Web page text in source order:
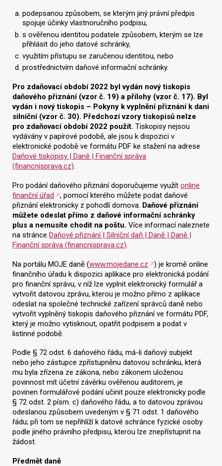
podepsanou způsobem, se kterým jiný právní předpis
spojuje účinky vlastnoručního podpisu,
s ověřenou identitou podatele způsobem, kterým se lze
přihlásit do jeho datové schránky,
využitím přístupu se zaručenou identitou, nebo
prostřednictvím daňové informační schránky.
Pro zdaňovací období 2022 byl vydán nový tiskopis
daňového přiznání (vzor č. 19) a přílohy (vzor č. 17). Byl
vydán i nový tiskopis – Pokyny k vyplnění přiznání k dani
silniční (vzor č. 30). Předchozí vzory tiskopisů nelze
pro zdaňovací období 2022 použít. Tiskopisy nejsou
vydávány v papírové podobě, ale jsou k dispozici v
elektronické podobě ve formátu PDF ke stažení na adrese
Daňové tiskopisy | Daně | Finanční správa
(financnisprava.cz).
Pro podání daňového přiznání doporučujeme využít online
finanční úřad
, pomocí kterého můžete podat daňové
přiznání elektronicky z pohodlí domova. Daňové přiznání
můžete odeslat přímo z daňové informační schránky
plus a nemusíte chodit na poštu. Více informací naleznete
na stránce Daňové přiznání | Silniční daň | Daně | Daně |
Finanční správa (financnisprava.cz).
Na portálu MOJE daně (www.mojedane.cz
) je kromě online
finančního úřadu k dispozici aplikace pro elektronická podání
pro finanční správu, v níž lze vyplnit elektronický formulář a
vytvořit datovou zprávu, kterou je možno přímo z aplikace
odeslat na společné technické zařízení správců daně nebo
vytvořit vyplněný tiskopis daňového přiznání ve formátu PDF,
který je možno vytisknout, opatřit podpisem a podat v
listinné podobě.
Podle § 72 odst. 6 daňového řádu, má-li daňový subjekt
nebo jeho zástupce zpřístupněnu datovou schránku, která
mu byla zřízena ze zákona, nebo zákonem uloženou
povinnost mít účetní závěrku ověřenou auditorem, je
povinen formulářové podání učinit pouze elektronicky podle
§ 72 odst. 2 písm. c) daňového řádu, a to datovou zprávou
odeslanou způsobem uvedeným v § 71 odst. 1 daňového
řádu; při tom se nepřihlíží k datové schránce fyzické osoby
podle jiného právního předpisu, kterou lze znepřístupnit na
žádost.
Předmět daně